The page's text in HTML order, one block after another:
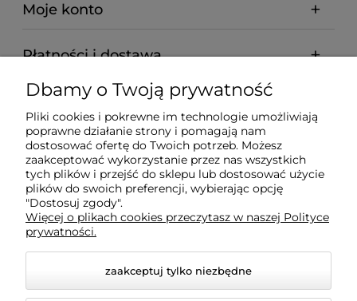
Moje konto
Płatności i dostawa
Informacje
O nas
Wyposażenie Gastronomii - Projekty Technologiczne -
Sklep Gastronomiczny - Serwis Sprzętu
Gastronomicznego | Gdańsk - Trójmiasto - Pomorskie
Dbamy o Twoją prywatność
Pliki cookies i pokrewne im technologie umożliwiają
poprawne działanie strony i pomagają nam
dostosować ofertę do Twoich potrzeb. Możesz
zaakceptować wykorzystanie przez nas wszystkich
tych plików i przejść do sklepu lub dostosować użycie
plików do swoich preferencji, wybierając opcję
"Dostosuj zgody".
Więcej o plikach cookies przeczytasz w naszej Polityce
prywatności.
zaakceptuj tylko niezbędne